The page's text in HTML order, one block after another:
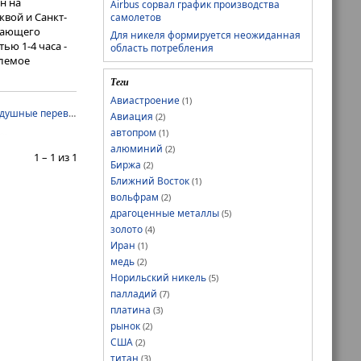
и Санкт-
1-4 часа -
темпы их
100 и его
перевозки
1 – 1 из 1
Airbus сорвал график производства
самолетов
Для никеля формируется неожиданная
область потребления
Теги
Авиастроение (1)
Авиация (2)
автопром (1)
алюминий (2)
Биржа (2)
Ближний Восток (1)
вольфрам (2)
драгоценные металлы (5)
золото (4)
Иран (1)
медь (2)
Норильский никель (5)
палладий (7)
платина (3)
рынок (2)
США (2)
титан (3)